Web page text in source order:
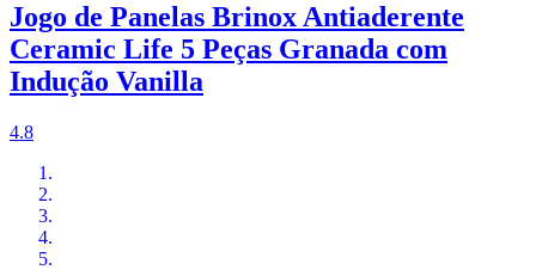
Jogo de Panelas Brinox Antiaderente
Ceramic Life 5 Peças Granada com
Indução Vanilla
4.8